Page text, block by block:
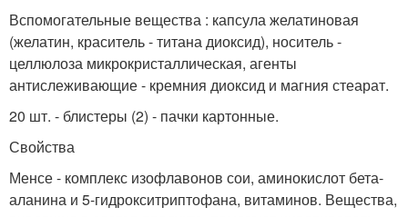
Вспомогательные вещества : капсула желатиновая
(желатин, краситель - титана диоксид), носитель -
целлюлоза микрокристаллическая, агенты
антислеживающие - кремния диоксид и магния стеарат.
20 шт. - блистеры (2) - пачки картонные.
Свойства
Менсе - комплекс изофлавонов сои, аминокислот бета-
аланина и 5-гидрокситриптофана, витаминов. Вещества,